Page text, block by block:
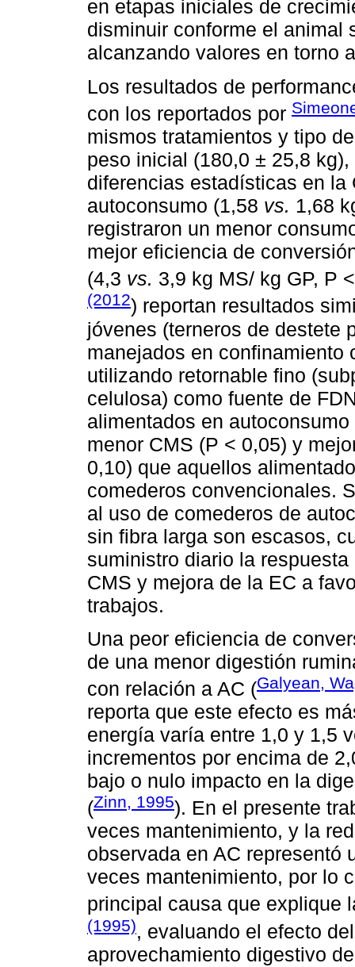
en etapas iniciales de
disminuir conforme el animal
alcanzando valores en torno
Los resultados de
con los reportados por
mismos tratamientos y tipo
peso inicial (180,0 ± 25,8
diferencias estadísticas en
autoconsumo (1,58 vs. 1,68
registraron un menor
mejor eficiencia de
(4,3 vs. 3,9 kg MS/ kg GP, P
(2012) reportan resultados
jóvenes (terneros de destete
manejados en confinamiento
utilizando retornable fino
celulosa) como fuente de
alimentados en
menor CMS (P < 0,05) y
0,10) que aquellos
comederos convencionales.
al uso de comederos de
sin fibra larga son escasos,
suministro diario la
CMS y mejora de la EC a
trabajos.
Una peor eficiencia de
de una menor digestión
con relación a AC (Galyean,
reporta que este efecto es
energía varía entre 1,0 y 1,5
incrementos por encima de
bajo o nulo impacto en la
(Zinn, 1995). En el presente
veces mantenimiento, y la
observada en AC representó
veces mantenimiento, por lo
principal causa que explique
(1995), evaluando el efecto
aprovechamiento digestivo